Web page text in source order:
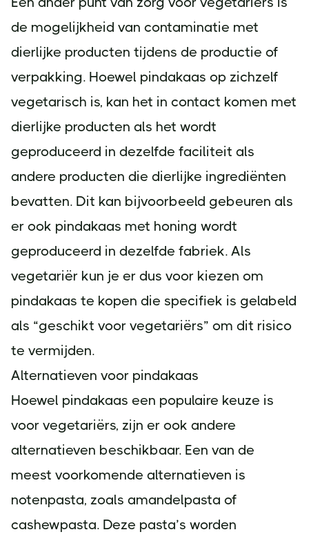
de mogelijkheid van contaminatie met
dierlijke producten tijdens de productie of
verpakking. Hoewel pindakaas op zichzelf
vegetarisch is, kan het in contact komen met
dierlijke producten als het wordt
geproduceerd in dezelfde faciliteit als
andere producten die dierlijke ingrediënten
bevatten. Dit kan bijvoorbeeld gebeuren als
er ook pindakaas met honing wordt
geproduceerd in dezelfde fabriek. Als
vegetariër kun je er dus voor kiezen om
pindakaas te kopen die specifiek is gelabeld
als “geschikt voor vegetariërs” om dit risico
te vermijden.
Alternatieven voor pindakaas
Hoewel pindakaas een populaire keuze is
voor vegetariërs, zijn er ook andere
alternatieven beschikbaar. Een van de
meest voorkomende alternatieven is
notenpasta, zoals amandelpasta of
cashewpasta. Deze pasta’s worden